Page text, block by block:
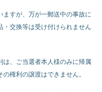
ますが、万が一郵送中の事故に
・交換等は受け付けられません
は、ご当選者本人様のみに帰属
権利の譲渡はできません。